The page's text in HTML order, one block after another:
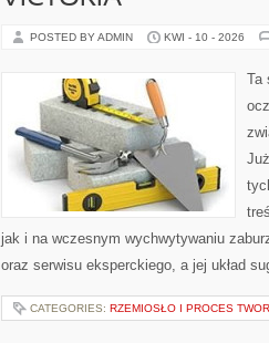
POSTED BY ADMIN KWI - 10 - 2026
Ta
jak i na wczesnym wychwytywaniu
oraz serwisu eksperckiego, a jej układ
CATEGORIES: RZEMIOSŁO I PROCES